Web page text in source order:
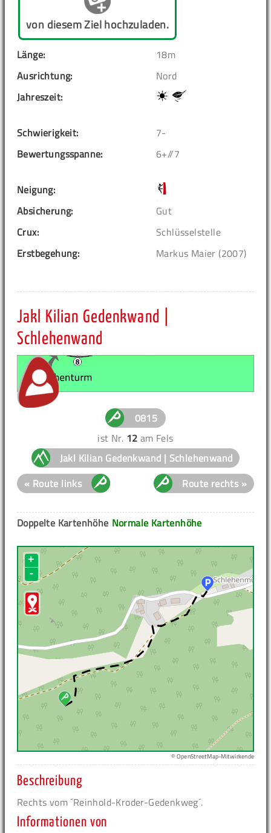
von diesem Ziel hochzuladen.
Länge:
18m
Ausrichtung:
Nord
Jahreszeit:
Schwierigkeit:
7-
Bewertungsspanne:
6+//7
Neigung:
Absicherung:
Gut
Crux:
Schlüsselstelle
Erstbegehung:
Markus Maier (2007)
Jakl Kilian Gedenkwand |
Schlehenwand
0815
ist Nr. 12 am Fels
Jakl Kilian Gedenkwand | Schlehenwand
« Route links
Route rechts »
Normale Kartenhöhe
Doppelte Kartenhöhe
+
-
© OpenStreetMap-Mitwirkende
Beschreibung
Rechts vom ´Reinhold-Kroder-Gedenkweg´.
Informationen von